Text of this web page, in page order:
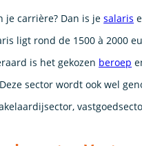
je carrière? Dan is jesalaris
ligt rond de 1500 à 2000
is het gekozen beroep
sector wordt ook wel